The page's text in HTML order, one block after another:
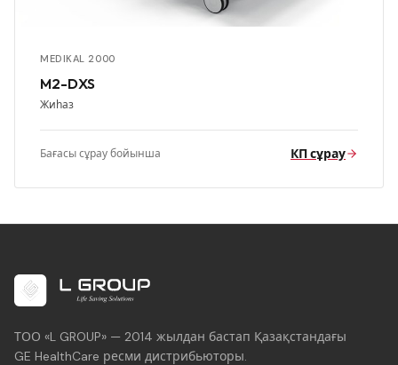
MEDIKAL 2000
M2-DXS
Жиһаз
Бағасы сұрау бойынша КП сұрау
ТОО «L GROUP» — 2014 жылдан бастап Қазақстандағы
GE HealthCare ресми дистрибьюторы.